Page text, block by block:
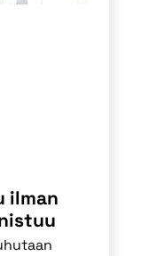
ilman